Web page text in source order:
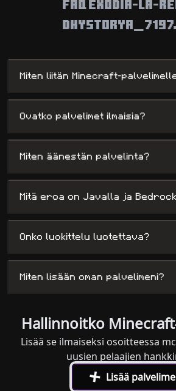
maailmoja selviytymispalvelimista
minipeleihin, tarjoten samalla
FAQ EXODIA-LA-
Miten liitän Minecraft-
Ovatko palvelimet ilmaisia?
Miten äänestän palvelinta?
Mitä eroa on Javalla ja
Onko luokittelu luotettava?
Miten lisään oman palvelimeni?
Hallinnoitko
Lisää se ilmaiseksi osoitteessa
uusien pelaajien
+ Lisää